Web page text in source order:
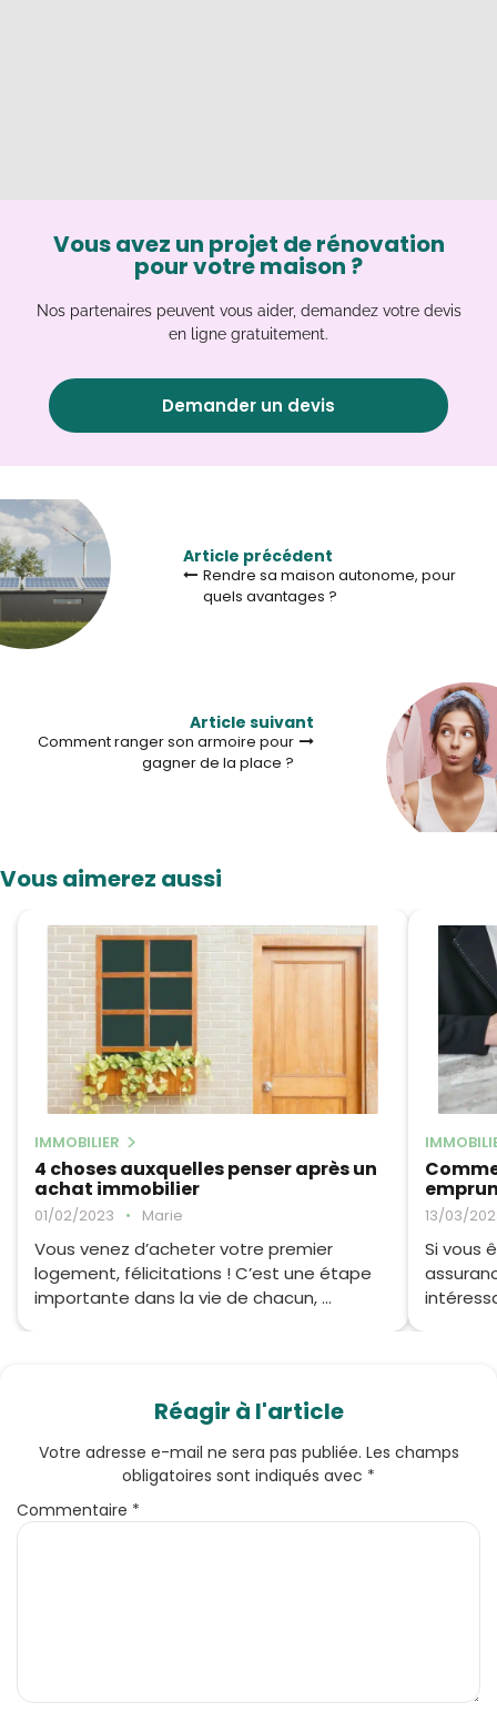
Vous avez un projet de rénovation
pour votre maison ?
Nos partenaires peuvent vous aider, demandez votre devis
en ligne gratuitement.
Demander un devis
Article précédent
Rendre sa maison autonome, pour
quels avantages ?
Article suivant
Comment ranger son armoire pour
gagner de la place ?
Vous aimerez aussi
IMMOBILIER
4 choses auxquelles penser après un
achat immobilier
01/02/2023 • Marie
Vous venez d’acheter votre premier
logement, félicitations ! C’est une étape
importante dans la vie de chacun, ...
13/03/
Si vous
Réagir à l'article
Votre adresse e-mail ne sera pas publiée. Les champs
obligatoires sont indiqués avec *
Commentaire *